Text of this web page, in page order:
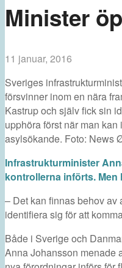
Minister
11 januar, 2016
Sveriges
försvinner inom en nära
Kastrup och själv fick sin
upphöra först när man
asylsökande. Foto: News
Infrastrukturminister
kontrollerna införts.
– Det kan finnas behov av
identifiera sig för att
Både i Sverige och
Anna Johansson menade